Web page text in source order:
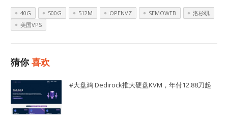
40G 500G 512M OPENVZ SEMOWEB
洛杉矶
美国VPS
猜你喜欢
#大盘鸡 Dedirock推大硬盘KVM，年付12.88刀起